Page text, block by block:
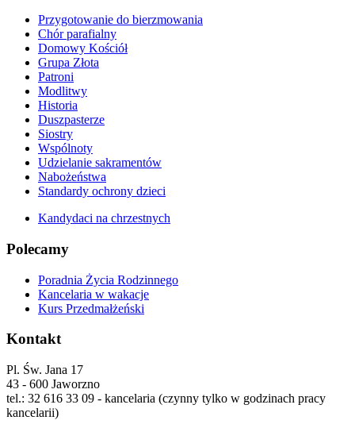
Przygotowanie do bierzmowania
Chór parafialny
Domowy Kościół
Grupa Złota
Patroni
Modlitwy
Historia
Duszpasterze
Siostry
Wspólnoty
Udzielanie sakramentów
Nabożeństwa
Standardy ochrony dzieci
Kandydaci na chrzestnych
Polecamy
Poradnia Życia Rodzinnego
Kancelaria w wakacje
Kurs Przedmałżeński
Kontakt
Pl. Św. Jana 17
43 - 600 Jaworzno
tel.: 32 616 33 09 - kancelaria (czynny tylko w godzinach pracy
kancelarii)